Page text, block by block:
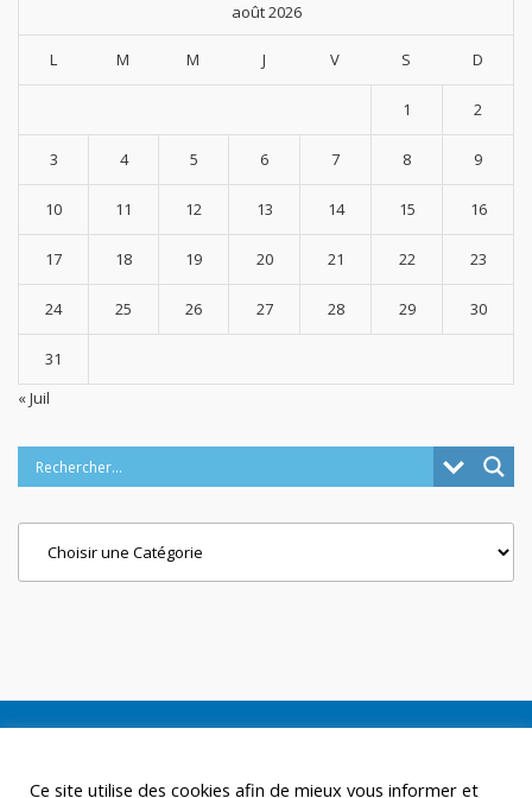
août 2026
L M M J V S D
1 2
3 4 5 6 7 8 9
10 11 12 13 14 15 16
17 18 19 20 21 22 23
24 25 26 27 28 29 30
31
« Juil
Ce site utilise des cookies afin de mieux vous informer et